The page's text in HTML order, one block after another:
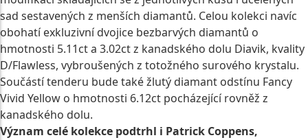
sad sestavených z menších diamantů. Celou kolekci navíc
obohatí exkluzivní dvojice bezbarvých diamantů o
hmotnosti 5.11ct a 3.02ct z kanadského dolu Diavik, kvality
D/Flawless, vybroušených z totožného surového krystalu.
Součástí tenderu bude také žlutý diamant odstínu Fancy
Vivid Yellow o hmotnosti 6.12ct pocházející rovněž z
kanadského dolu.
Význam celé kolekce podtrhl i Patrick Coppens,